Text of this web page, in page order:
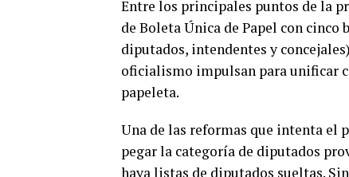
Entre los principales puntos de la
de Boleta Única de Papel con cinco
diputados, intendentes y
oficialismo impulsan para unificar
papeleta.
Una de las reformas que intenta el
pegar la categoría de diputados
haya listas de diputados sueltas.